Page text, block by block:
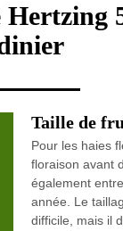
Taille de
Pour les haies
floraison avant
également
année. Le
difficile, mais il